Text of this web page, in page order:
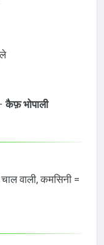
कैफ़ भोपाली
वाली, कमसिनी =